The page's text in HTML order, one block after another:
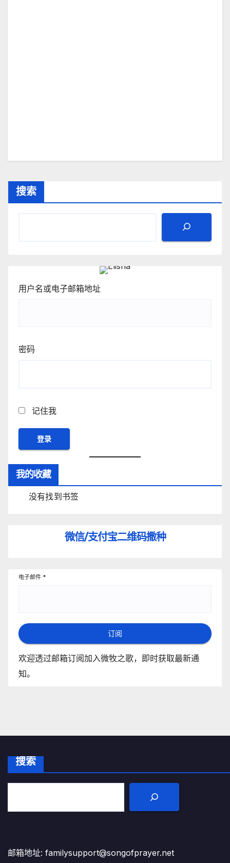
搜索
用户名或电子邮箱地址
密码
记住我
我的收藏
没有找到书签
微信/支付宝二维码撒种
电子邮件 *
订阅
欢迎透过邮箱订阅加入微牧之歌，即时获取最新通
知。
搜索
邮箱地址: familysupport@songofprayer.net